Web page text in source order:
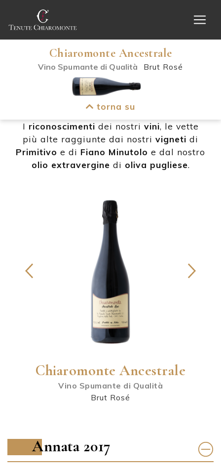
Chiaromonte Ancestrale
Vino Spumante di Qualità Brut Rosé
torna su
I premi di Tenute
Chiaromonte
I riconoscimenti dei nostri vini, le vette
più alte raggiunte dai nostri vigneti di
Primitivo e di Fiano Minutolo e dal nostro
olio extravergine di oliva pugliese.
Chiaromonte Ancestrale
Vino Spumante di Qualità
Brut Rosé
Annata 2017